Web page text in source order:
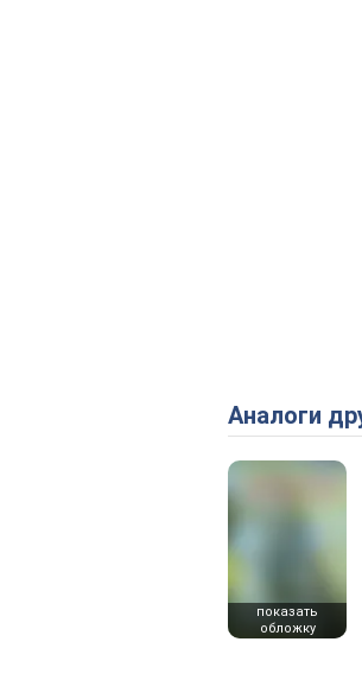
Аналоги
показать
обложку